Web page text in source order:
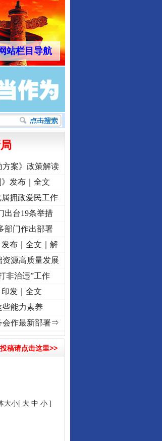
站栏目导航
兴征程丨“转折之城”激荡..
方案》政策解读
》发布｜全文
拥政爱民工作
出台19条举措
部门作出部署
发布｜全文｜解
资源高质量发展
非治违”工作
印发｜全文
些能力素养
会作最新部署⇒
稿请点击这里>>
大小[ 大 中 小 ]